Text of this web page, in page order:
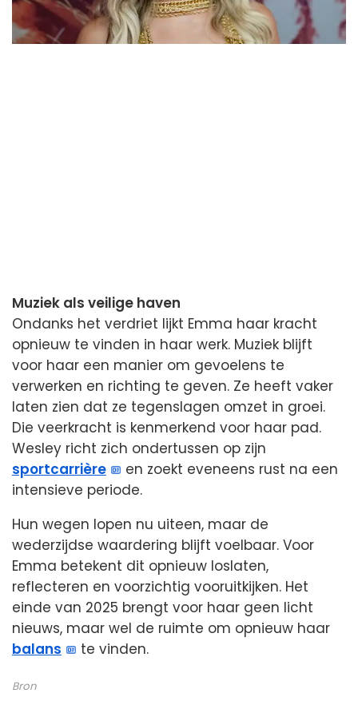
Muziek als veilige haven
Ondanks het verdriet lijkt Emma haar kracht
opnieuw te vinden in haar werk. Muziek blijft
voor haar een manier om gevoelens te
verwerken en richting te geven. Ze heeft vaker
laten zien dat ze tegenslagen omzet in groei.
Die veerkracht is kenmerkend voor haar pad.
Wesley richt zich ondertussen op zijn
sportcarrière
en zoekt eveneens rust na een
intensieve periode.
Hun wegen lopen nu uiteen, maar de
wederzijdse waardering blijft voelbaar. Voor
Emma betekent dit opnieuw loslaten,
reflecteren en voorzichtig vooruitkijken. Het
einde van 2025 brengt voor haar geen licht
nieuws, maar wel de ruimte om opnieuw haar
balans
te vinden.
Bron